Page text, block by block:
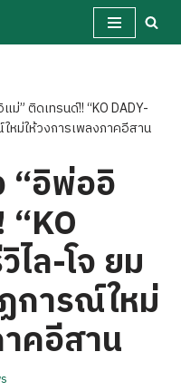
” ติดเทรนด์!! “KO DADY-
หม่ให้วงการเพลงภาคอีสาน
“อิพ่ออิ
ไล-โจ ยม
การณ์ใหม่
คอีสาน